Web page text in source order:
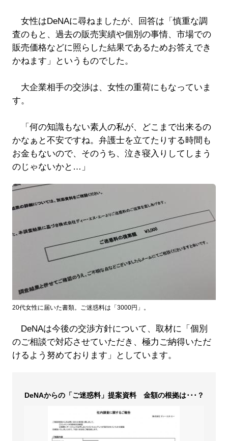
女性はDeNAに尋ねましたが、回答は「慎重な調
査のもと、過去の販売実績や個別の事情、市場での
販売価格などに照らした結果であるためお答えでき
かねます」というものでした。
大企業相手の交渉は、女性の重荷にもなっていま
す。
「何の知識もない素人の私が、どこまで出来るの
かなぁと不安ですね。弁護士を立てたりする時間も
お金もないので、そのうち、泣き寝入りしてしまう
のじゃないかと…」
20代女性に届いた書類。ご迷惑料は「3000円」。
DeNAは今後の交渉方針について、取材に「個別
のご相談で対応させていただき、極力ご納得いただ
けるよう努めております」としています。
DeNAからの「ご迷惑料」提案資料 金額の根拠は･･･？